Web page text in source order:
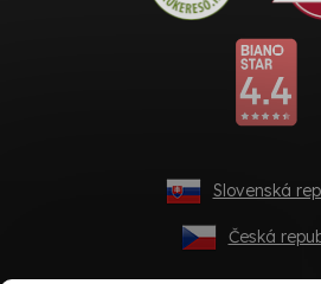
Slovenská
Česká